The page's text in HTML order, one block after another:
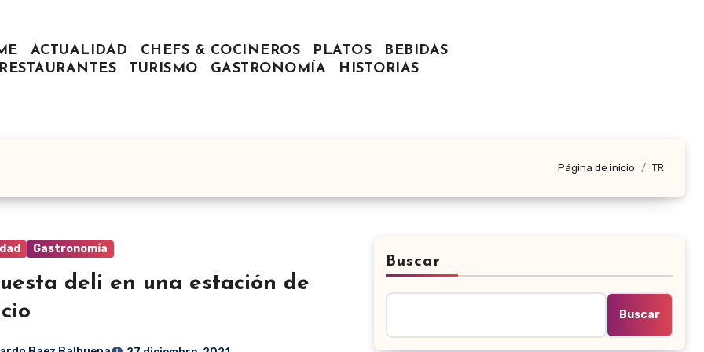
ACTUALIDAD CHEFS & COCINEROS PLATOS
BEBIDAS
RESTAURANTES
TURISMO GASTRONOMÍA HISTORIAS
Página de inicio TR
Gastronomía
deli en una estación de
Buscar
Buscar